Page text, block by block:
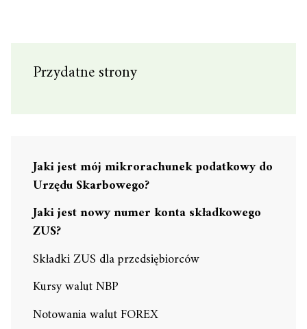
Przydatne strony
Jaki jest mój mikrorachunek podatkowy do
Urzędu Skarbowego?
Jaki jest nowy numer konta składkowego
ZUS?
Składki ZUS dla przedsiębiorców
Kursy walut NBP
Notowania walut FOREX